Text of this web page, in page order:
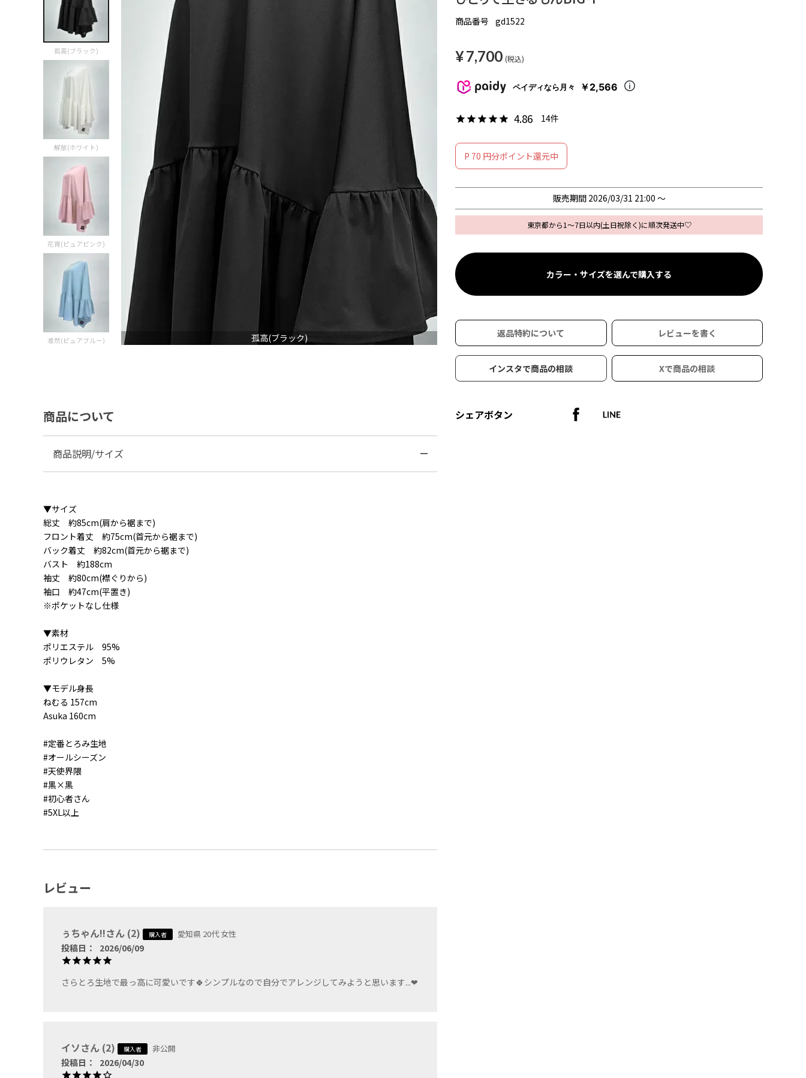
孤高(ブラック)
孤高(ブラック)
解放(ホワイト)
花宵(ピュアピンク)
凛然(ピュアブルー)
商品について
商品説明/サイズ
▼サイズ
総丈 約85cm(肩から裾まで)
フロント着丈 約75cm(首元から裾まで)
バック着丈 約82cm(首元から裾まで)
バスト 約188cm
袖丈 約80cm(襟ぐりから)
袖口 約47cm(平置き)
※ポケットなし仕様
▼素材
ポリエステル 95%
ポリウレタン 5%
▼モデル身長
ねむる 157cm
Asuka 160cm
#定番とろみ生地
#オールシーズン
#天使界隈
#黒×黒
#初心者さん
#5XL以上
レビュー
ぅちゃん!! 2 購入者 愛知県 20代 女性
投稿日 2026/06/09
さらとろ生地で最っ高に可愛いです🍀シンプルなので自分でアレンジしてみようと思います...❤︎
イソ 2 購入者 非公開
投稿日 2026/04/30
商品番号 gd1522
¥7,700 税込
ペイディなら月々 ￥2,566
4.86 14
P 70 円分ポイント還元中
販売期間 2026/03/31 21:00 〜
東京都から1～7日以内(土日祝除く)に順次発送中♡
カラー・サイズを選んで購入する
返品特約について レビューを書く
インスタで商品の相談 Xで商品の相談
シェアボタン